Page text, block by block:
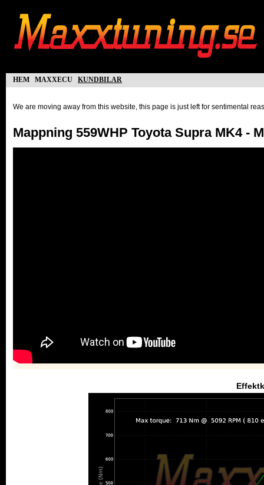
hem maxxecu kundbilar
We are moving away from this website, this page is just left for sentimental
Mappning 559WHP Toyota Supra MK4 -